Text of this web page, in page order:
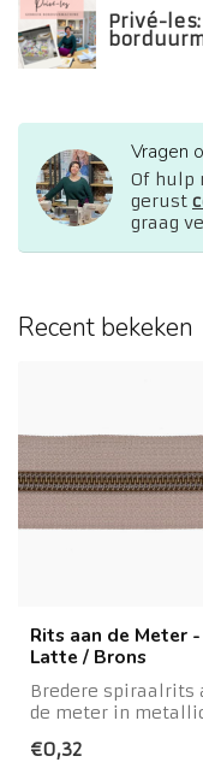
Privé-
Vragen
Of hulp
gerust
graag
Recent bekeken
Rits aan de Meter -
Latte / Brons
Bredere spiraalrits
de meter in
spiraalrits op rol k...
€0,32